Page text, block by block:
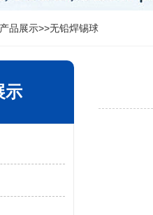
产品展示>>无铅焊锡球
示